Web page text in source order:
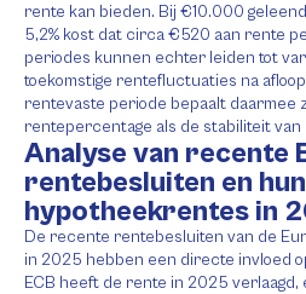
rente kan bieden. Bij €10.000
5,2% kost dat circa €520 aan rente
periodes kunnen echter leiden tot
toekomstige rentefluctuaties na
rentevaste periode bepaalt daarmee
rentepercentage als de stabiliteit van
Analyse van recente
rentebesluiten en
hypotheekrentes in
De recente rentebesluiten van de
in 2025 hebben een directe invloed
ECB heeft de rente in 2025